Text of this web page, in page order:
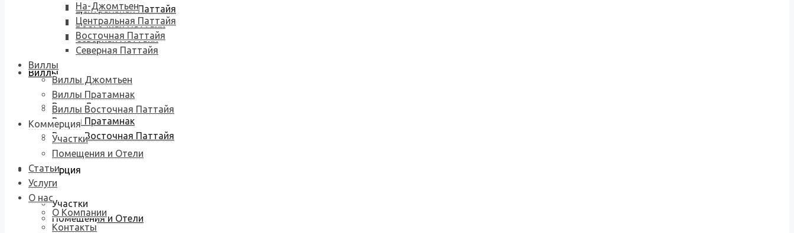
Центральная Паттайя
Восточная Паттайя
Северная Паттайя
Виллы
Виллы Джомтьен
Виллы Пратамнак
Виллы Восточная Паттайя
Коммерция
Участки
Помещения и Отели
На-Джомтьен
Центральная Паттайя
Восточная Паттайя
Северная Паттайя
Виллы
Виллы Джомтьен
Виллы Пратамнак
Виллы Восточная Паттайя
Коммерция
Участки
Помещения и Отели
Статьи
Услуги
О нас
О Компании
Контакты